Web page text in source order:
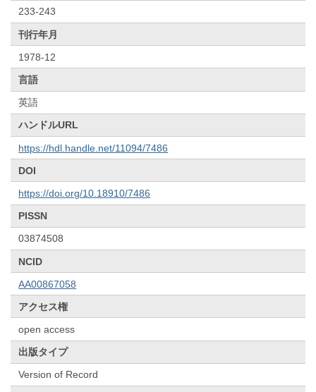
233-243
刊行年月
1978-12
言語
英語
ハンドルURL
https://hdl.handle.net/11094/7486
DOI
https://doi.org/10.18910/7486
PISSN
03874508
NCID
AA00867058
アクセス権
open access
出版タイプ
Version of Record